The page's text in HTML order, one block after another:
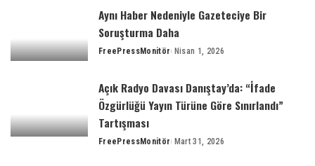
Aynı Haber Nedeniyle Gazeteciye Bir
Soruşturma Daha
FreePressMonitör Nisan 1, 2026
Açık Radyo Davası Danıştay’da: “İfade
Özgürlüğü Yayın Türüne Göre Sınırlandı”
Tartışması
FreePressMonitör Mart 31, 2026